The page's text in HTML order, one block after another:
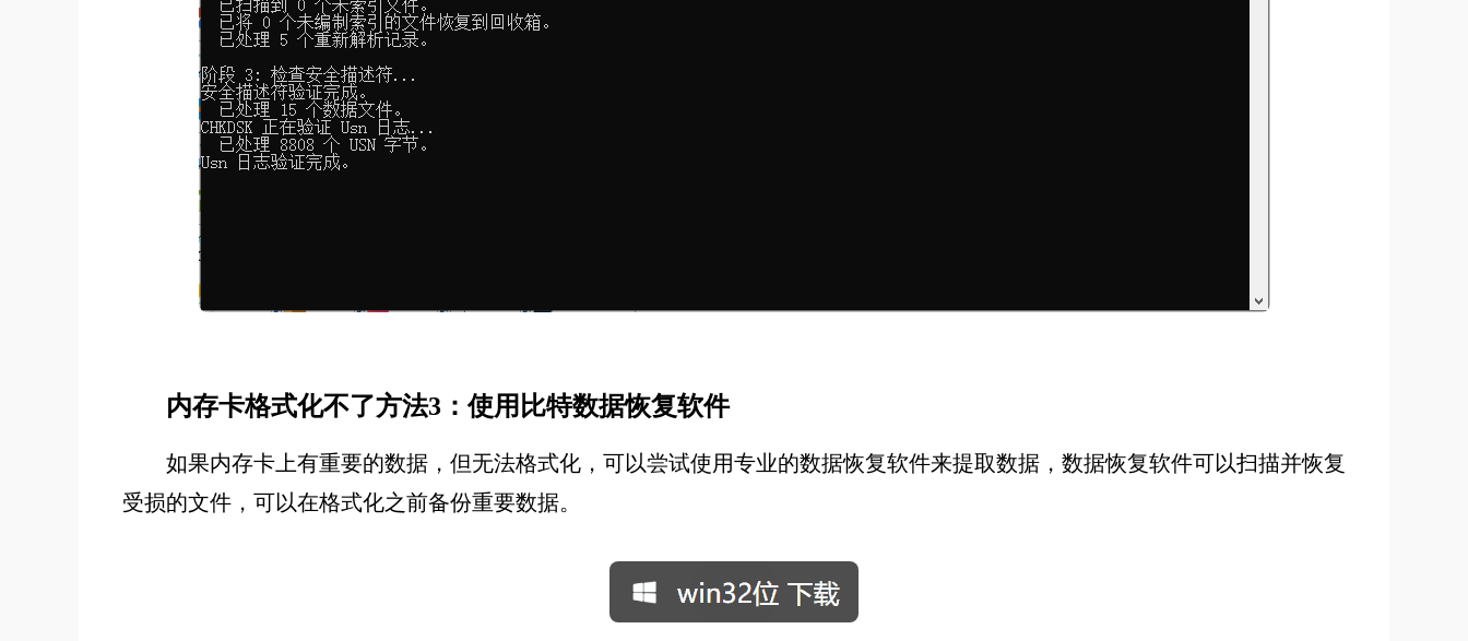
内存卡格式化不了方法3：使用比特数据恢复软件
如果内存卡上有重要的数据，但无法格式化，可以尝试使用专业的数据恢复软件来提取数据，数据恢复软件可以扫描并恢复
受损的文件，可以在格式化之前备份重要数据。